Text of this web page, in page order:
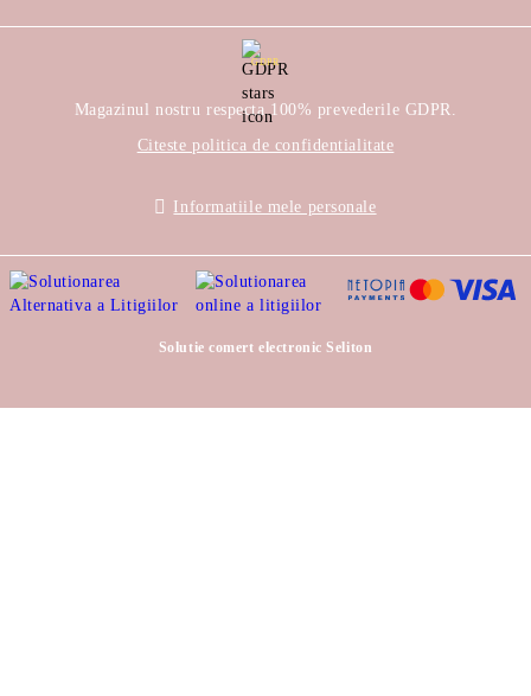
GDPR
Magazinul nostru respecta 100% prevederile GDPR.
Citeste politica de confidentialitate
Informatiile mele personale
Solutie comert electronic Seliton